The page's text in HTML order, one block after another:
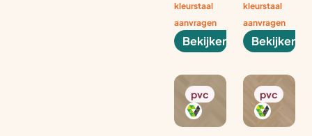
kleurstaal
aanvragen
Bekijken
kleurstaal
aanvragen
Bekijken
pvc pvc